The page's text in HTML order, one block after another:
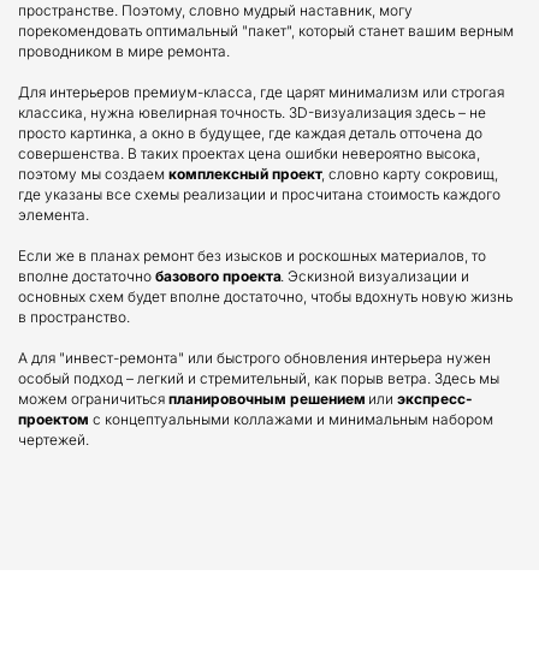
пространстве. Поэтому, словно мудрый наставник, могу
порекомендовать оптимальный "пакет", который станет вашим верным
проводником в мире ремонта.
Для интерьеров премиум-класса, где царят минимализм или строгая
классика, нужна ювелирная точность. 3D-визуализация здесь – не
просто картинка, а окно в будущее, где каждая деталь отточена до
совершенства. В таких проектах цена ошибки невероятно высока,
поэтому мы создаем комплексный проект, словно карту сокровищ,
где указаны все схемы реализации и просчитана стоимость каждого
элемента.
Если же в планах ремонт без изысков и роскошных материалов, то
вполне достаточно базового проекта. Эскизной визуализации и
основных схем будет вполне достаточно, чтобы вдохнуть новую жизнь
в пространство.
А для "инвест-ремонта" или быстрого обновления интерьера нужен
особый подход – легкий и стремительный, как порыв ветра. Здесь мы
можем ограничиться планировочным решением или экспресс-
проектом с концептуальными коллажами и минимальным набором
чертежей.